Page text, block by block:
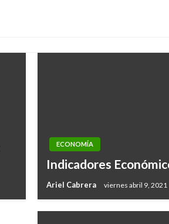
ECONOMÍA
Indicadores
Ariel Cabrera viernes abril 9, 2021